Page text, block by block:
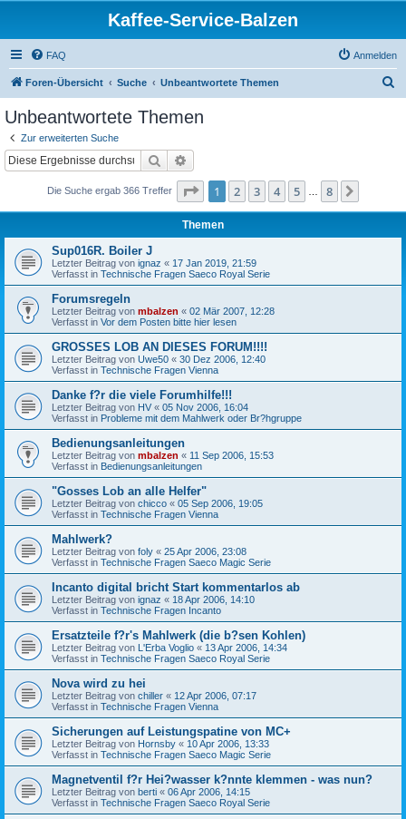
Kaffee-Service-Balzen
FAQ Anmelden
Foren-Übersicht Suche Unbeantwortete Themen
Unbeantwortete Themen
Zur erweiterten Suche
Suche
Die Suche ergab 366 Treffer Seite 1von
1 2 3 4 5 8
Themen
Sup016R. Boiler J
Letzter Beitrag von ignaz « 17 Jan 2019, 21:59
Verfasst in Technische Fragen Saeco Royal Serie
Forumsregeln
Letzter Beitrag von mbalzen « 02 Mär 2007, 12:28
Verfasst in Vor dem Posten bitte hier lesen
GROSSES LOB AN DIESES FORUM!!!!
Letzter Beitrag von Uwe50 « 30 Dez 2006, 12:40
Verfasst in Technische Fragen Vienna
Danke f?r die viele Forumhilfe!!!
Letzter Beitrag von HV « 05 Nov 2006, 16:04
Verfasst in Probleme mit dem Mahlwerk oder Br?hgruppe
Bedienungsanleitungen
Letzter Beitrag von mbalzen « 11 Sep 2006, 15:53
Verfasst in Bedienungsanleitungen
"Gosses Lob an alle Helfer"
Letzter Beitrag von chicco « 05 Sep 2006, 19:05
Verfasst in Technische Fragen Vienna
Mahlwerk?
Letzter Beitrag von foly « 25 Apr 2006, 23:08
Verfasst in Technische Fragen Saeco Magic Serie
Incanto digital bricht Start kommentarlos ab
Letzter Beitrag von ignaz « 18 Apr 2006, 14:10
Verfasst in Technische Fragen Incanto
Ersatzteile f?r's Mahlwerk (die b?sen Kohlen)
Letzter Beitrag von L'Erba Voglio « 13 Apr 2006, 14:34
Verfasst in Technische Fragen Saeco Royal Serie
Nova wird zu hei
Letzter Beitrag von chiller « 12 Apr 2006, 07:17
Verfasst in Technische Fragen Vienna
Sicherungen auf Leistungspatine von MC+
Letzter Beitrag von Hornsby « 10 Apr 2006, 13:33
Verfasst in Technische Fragen Saeco Magic Serie
Magnetventil f?r Hei?wasser k?nnte klemmen - was nun?
Letzter Beitrag von berti « 06 Apr 2006, 14:15
Verfasst in Technische Fragen Saeco Royal Serie